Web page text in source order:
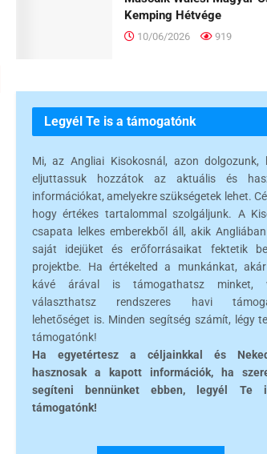
Kemping Hétvége
10/06/2026 919
Legyél Te is a támogatónk
Mi, az Angliai Kisokosnál, azon dolgozunk,
eljuttassuk hozzátok az aktuális és
információkat, amelyekre szükségetek lehet.
hogy értékes tartalommal szolgáljunk. A
csapata lelkes emberekből áll, akik
saját idejüket és erőforrásaikat fektetik
projektbe. Ha értékelted a munkánkat,
kávé árával is támogathatsz minket,
választhatsz rendszeres havi
lehetőséget is. Minden segítség számít, légy
támogatónk!
Ha egyetértesz a céljainkkal és
hasznosak a kapott információk, ha
segíteni bennünket ebben, legyél Te
támogatónk!